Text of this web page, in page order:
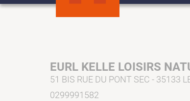
EURL KELLE LOISIRS
51 BIS RUE DU PONT SEC - 35133
0299991582